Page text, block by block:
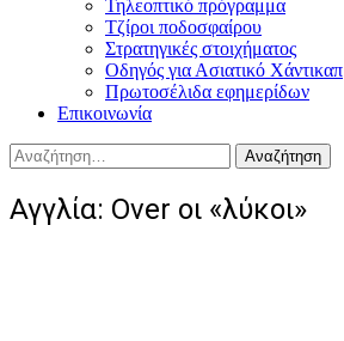
Τηλεοπτικό πρόγραμμα
Τζίροι ποδοσφαίρου
Στρατηγικές στοιχήματος
Οδηγός για Ασιατικό Χάντικαπ
Πρωτοσέλιδα εφημερίδων
Επικοινωνία
Αναζήτηση
για:
Αγγλία: Over οι «λύκοι»